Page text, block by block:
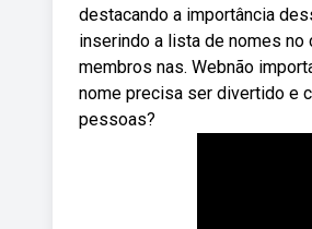
destacando a importância
inserindo a lista de nomes no
membros nas. Webnão
nome precisa ser divertido e
pessoas?